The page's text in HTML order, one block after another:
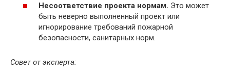
Несоответствие проекта нормам. Это может
быть неверно выполненный проект или
игнорирование требований пожарной
безопасности, санитарных норм.
Совет от эксперта: